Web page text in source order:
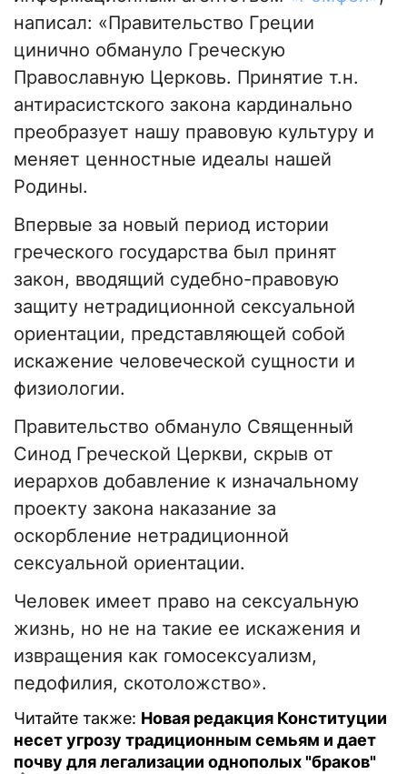
написал: «Правительство Греции
цинично обмануло Греческую
Православную Церковь. Принятие т.н.
антирасистского закона кардинально
преобразует нашу правовую культуру и
меняет ценностные идеалы нашей
Родины.
Впервые за новый период истории
греческого государства был принят
закон, вводящий судебно-правовую
защиту нетрадиционной сексуальной
ориентации, представляющей собой
искажение человеческой сущности и
физиологии.
Правительство обмануло Священный
Синод Греческой Церкви, скрыв от
иерархов добавление к изначальному
проекту закона наказание за
оскорбление нетрадиционной
сексуальной ориентации.
Человек имеет право на сексуальную
жизнь, но не на такие ее искажения и
извращения как гомосексуализм,
педофилия, скотоложство».
Читайте также: Новая редакция Конституции
несет угрозу традиционным семьям и дает
почву для легализации однополых "браков"